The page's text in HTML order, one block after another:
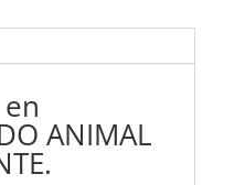
ANIMAL